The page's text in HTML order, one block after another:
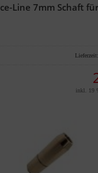
Line 7mm Schaft
Lieferzeit:
inkl. 19